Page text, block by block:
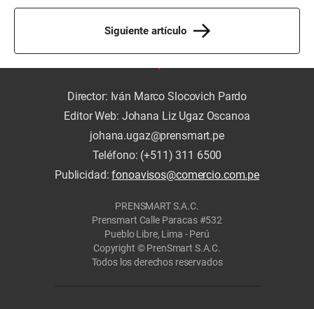
Siguiente artículo
Director: Iván Marco Slocovich Pardo
Editor Web: Johana Liz Ugaz Oscanoa
johana.ugaz@prensmart.pe
Teléfono: (+511) 311 6500
Publicidad:fonoavisos@comercio.com.pe
PRENSMART S.A.C.
Prensmart Calle Paracas #532
Pueblo Libre, Lima - Perú
Copyright © PrenSmart S.A.C.
Todos los derechos reservados